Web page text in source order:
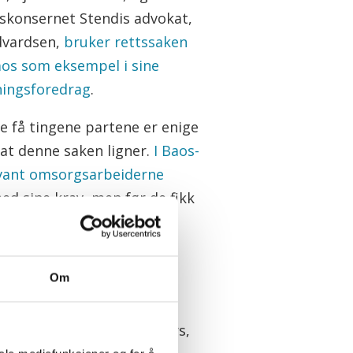
Om
Stendis advokat,
bruker rettssaken
som eksempel i sine
.
få tingene partene er enige
denne saken ligner. I Baos-
omsorgsarbeiderne
sine krav, men før de fikk
var selskapet
ankepartene får en
denne
altså endte med konkurs,